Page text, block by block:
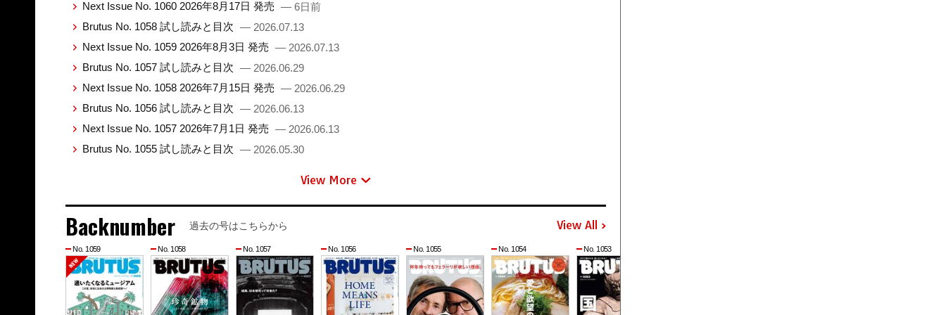
Next Issue No. 1060 2026年8月17日 発売 — 6日前
Brutus No. 1058 試し読みと目次 — 2026.07.13
Next Issue No. 1059 2026年8月3日 発売 — 2026.07.13
Brutus No. 1057 試し読みと目次 — 2026.06.29
Next Issue No. 1058 2026年7月15日 発売 — 2026.06.29
Brutus No. 1056 試し読みと目次 — 2026.06.13
Next Issue No. 1057 2026年7月1日 発売 — 2026.06.13
Brutus No. 1055 試し読みと目次 — 2026.05.30
View More
Backnumber 過去の号はこちらから View All
No. 1059 No. 1058 No. 1057 No. 1056 No. 1055 No. 1054 No. 1053